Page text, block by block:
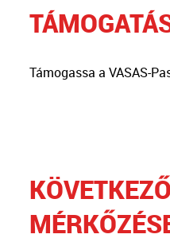
Támogassa a VASAS-
KÖVETKEZŐ